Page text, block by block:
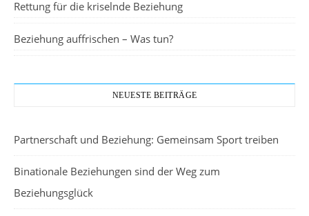
Rettung für die kriselnde Beziehung
Beziehung auffrischen – Was tun?
NEUESTE BEITRÄGE
Partnerschaft und Beziehung: Gemeinsam Sport treiben
Binationale Beziehungen sind der Weg zum
Beziehungsglück